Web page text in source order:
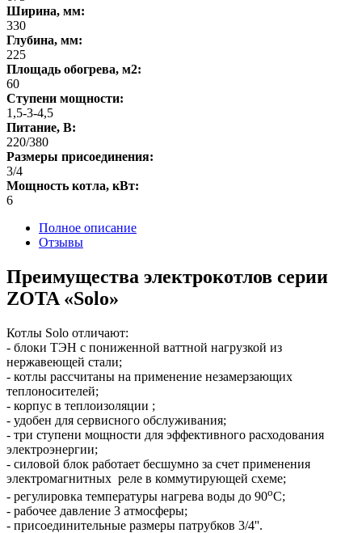
Ширина, мм:
330
Глубина, мм:
225
Площадь обогрева, м2:
60
Ступени мощности:
1,5-3-4,5
Питание, В:
220/380
Размеры присоединения:
3/4
Мощность котла, кВт:
6
Полное описание
Отзывы
Преимущества электрокотлов серии
ZOTA «Solo»
Котлы Solo отличают:
- блоки ТЭН с пониженной ваттной нагрузкой из
нержавеющей стали;
- котлы рассчитаны на применение незамерзающих
теплоносителей;
- корпус в теплоизоляции ;
- удобен для сервисного обслуживания;
- три ступени мощности для эффективного расходования
электроэнергии;
- силовой блок работает бесшумно за счет применения
электромагнитных реле в коммутирующей схеме;
- регулировка температуры нагрева воды до 90оС;
- рабочее давление 3 атмосферы;
- присоединительные размеры патрубков 3/4''.